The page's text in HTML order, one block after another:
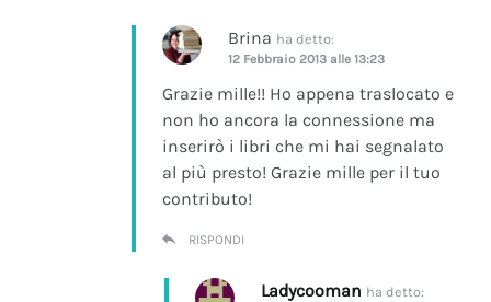
Brina ha detto:
12 Febbraio 2013 alle 13:23
Grazie mille!! Ho appena traslocato e
non ho ancora la connessione ma
inserirò i libri che mi hai segnalato
al più presto! Grazie mille per il tuo
contributo!
RISPONDI
Ladycooman ha detto: